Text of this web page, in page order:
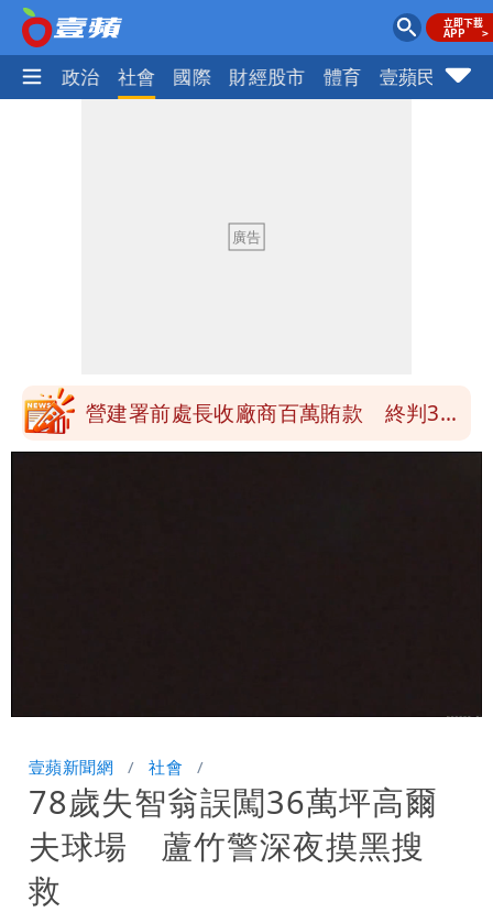
生活 政治 社會 國際 財經股市 體育 壹蘋民調
慈濟買BNT遭詐10億元 蔡英文：政府
團有機會詐騙慈濟的就是民進黨
營建署前處長收廠商百萬賄款 終判3年
63.89%
壹蘋新聞網 社會
78歲失智翁誤闖36萬坪高爾
夫球場 蘆竹警深夜摸黑搜
救